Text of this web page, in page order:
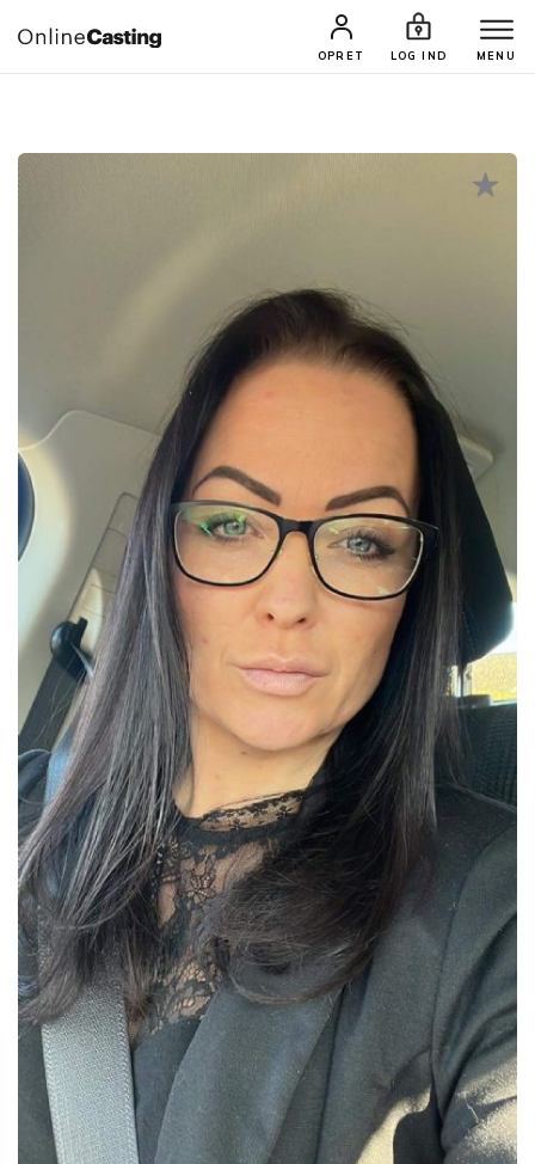
OPRET LOG IND MENU
CASTINGS & JOBS SØG PROFIL